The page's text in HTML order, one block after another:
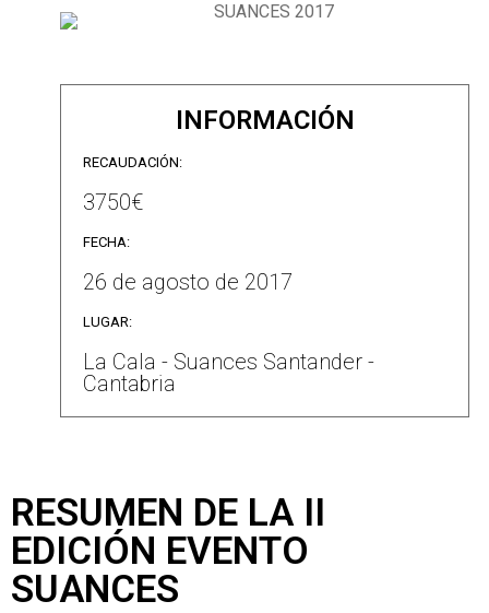
INFORMACIÓN
RECAUDACIÓN:
3750€
FECHA:
26 de agosto de 2017
LUGAR:
La Cala - Suances Santander -
Cantabria
RESUMEN DE LA II
EDICIÓN EVENTO
SUANCES